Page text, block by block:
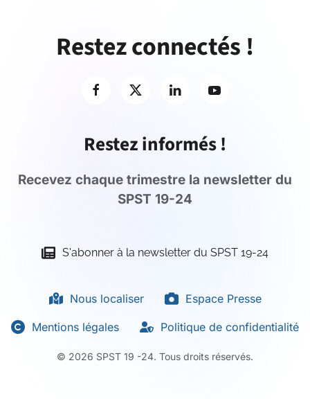
Restez connectés !
Restez informés !
Recevez chaque trimestre la newsletter du
SPST 19-24
S'abonner à la newsletter du SPST 19-24
Nous localiser Espace Presse
Mentions légales Politique de confidentialité
© 2026 SPST 19 -24. Tous droits réservés.